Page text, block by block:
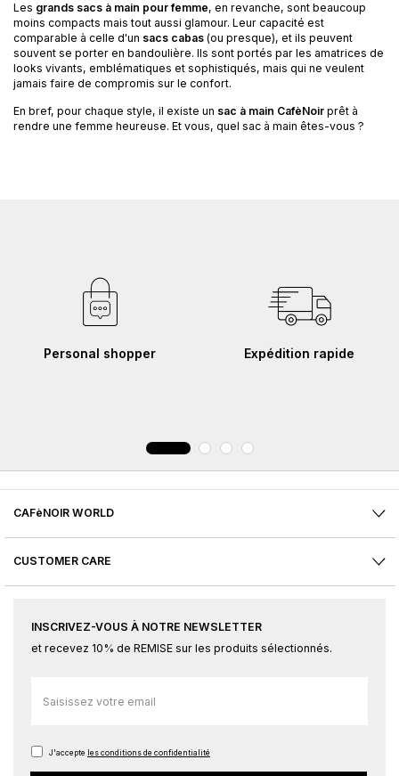
Les grands sacs à main pour femme, en revanche, sont beaucoup
moins compacts mais tout aussi glamour. Leur capacité est
comparable à celle d'un sacs cabas (ou presque), et ils peuvent
souvent se porter en bandoulière. Ils sont portés par les amatrices de
looks vivants, emblématiques et sophistiqués, mais qui ne veulent
jamais faire de compromis sur le confort.
En bref, pour chaque style, il existe un sac à main CafèNoir prêt à
rendre une femme heureuse. Et vous, quel sac à main êtes-vous ?
Personal shopper Expédition rapide
CAFèNOIR WORLD
CUSTOMER CARE
INSCRIVEZ-VOUS À NOTRE NEWSLETTER
et recevez 10% de REMISE sur les produits sélectionnés.
newsletter
:
J'accepte les conditions de confidentialité